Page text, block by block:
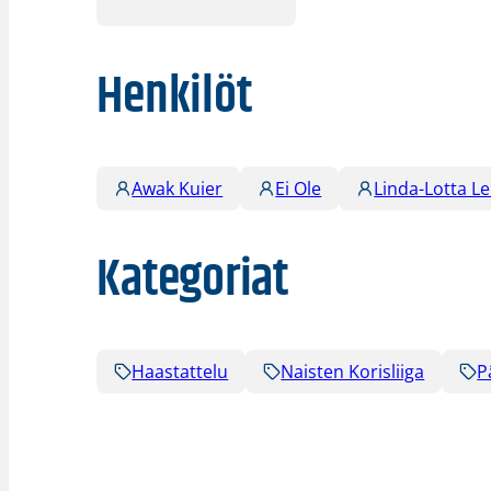
Henkilöt
Awak Kuier Ei Ole Linda-Lotta
Kategoriat
Haastattelu Naisten Korisliiga